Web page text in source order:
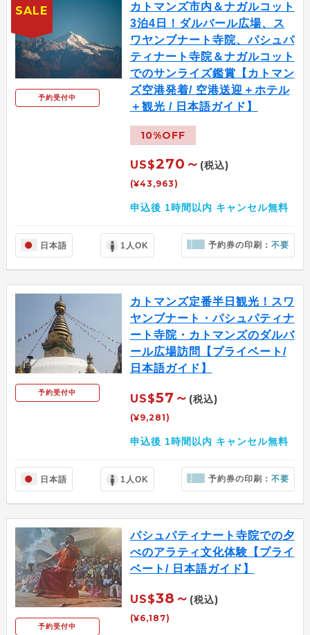
予約受付中
カトマンズ市内＆ナガルコット
3泊4日！ダルバール広場、ス
ワヤンブナート寺院、パシュパ
ティナート寺院＆ナガルコット
でのサンライズ鑑賞【カトマン
ズ空港発着/ 空港送迎＋ホテル
＋観光 / 日本語ガイド】
10%OFF
US$270～ (税込)
(¥43,963)
申込後 1時間以内 キャンセル無料
日本語 1人OK 予約券の印刷：不要
SALE
予約受付中
カトマンズ定番半日観光！スワ
ヤンブナート・パシュパティナ
ート寺院・カトマンズのダルバ
ール広場訪問【プライベート/
日本語ガイド】
US$57～ (税込)
(¥9,281)
申込後 1時間以内 キャンセル無料
日本語 1人OK 予約券の印刷：不要
予約受付中
パシュパティナート寺院での夕
べのアラティ文化体験【プライ
ベート/ 日本語ガイド】
US$38～ (税込)
(¥6,187)